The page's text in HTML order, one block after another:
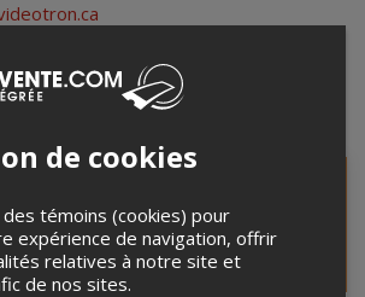
de cookies
témoins (cookies) pour
expérience de navigation, offrir
relatives à notre site et
de nos sites.